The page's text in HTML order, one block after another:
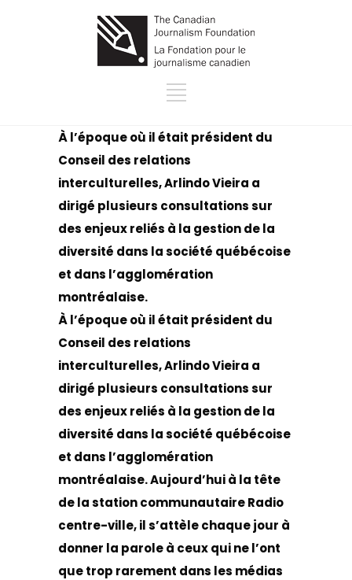
À l’époque où il était président du
Conseil des relations
interculturelles, Arlindo Vieira a
dirigé plusieurs consultations sur
des enjeux reliés à la gestion de la
diversité dans la société québécoise
et dans l’agglomération
montréalaise.
À l’époque où il était président du
Conseil des relations
interculturelles, Arlindo Vieira a
dirigé plusieurs consultations sur
des enjeux reliés à la gestion de la
diversité dans la société québécoise
et dans l’agglomération
montréalaise. Aujourd’hui à la tête
de la station communautaire Radio
centre-ville, il s’attèle chaque jour à
donner la parole à ceux qui ne l’ont
que trop rarement dans les médias